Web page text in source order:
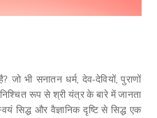
भी सनातन धर्म, देव-देवियों, पुराणों
रूप से श्री यंत्र के बारे में जानता
सिद्ध और वैज्ञानिक दृष्टि से सिद्ध एक